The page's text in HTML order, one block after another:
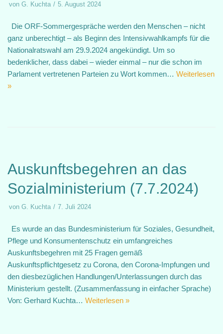
von G. Kuchta 5. August 2024
Die ORF-Sommergespräche werden den Menschen – nicht
ganz unberechtigt – als Beginn des Intensivwahlkampfs für die
Nationalratswahl am 29.9.2024 angekündigt. Um so
bedenklicher, dass dabei – wieder einmal – nur die schon im
Parlament vertretenen Parteien zu Wort kommen… Weiterlesen
»
Auskunftsbegehren an das
Sozialministerium (7.7.2024)
von G. Kuchta 7. Juli 2024
Es wurde an das Bundesministerium für Soziales, Gesundheit,
Pflege und Konsumentenschutz ein umfangreiches
Auskunftsbegehren mit 25 Fragen gemäß
Auskunftspflichtgesetz zu Corona, den Corona-Impfungen und
den diesbezüglichen Handlungen/Unterlassungen durch das
Ministerium gestellt. (Zusammenfassung in einfacher Sprache)
Von: Gerhard Kuchta… Weiterlesen »